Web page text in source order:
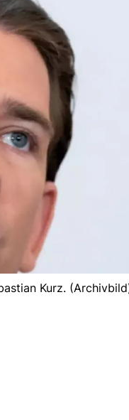
Kurz.